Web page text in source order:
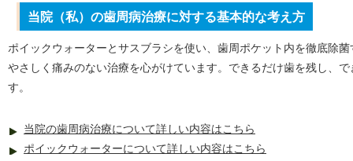
当院（私）の歯周病治療に対する基本的な考え方
ポイックウォーターとサスブラシを使い、歯周ポケット内を徹底除
やさしく痛みのない治療を心がけています。できるだけ歯を残し、
す。
当院の歯周病治療について詳しい内容はこちら
ポイックウォーターについて詳しい内容はこちら